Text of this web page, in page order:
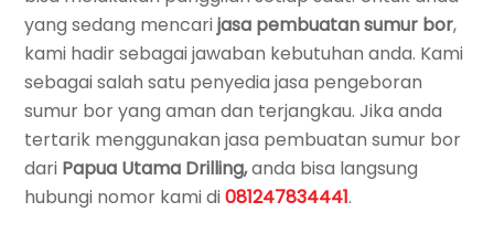
yang sedang mencarijasa pembuatan sumur bor,
kami hadir sebagai jawaban kebutuhan anda. Kami
sebagai salah satu penyedia jasa pengeboran
sumur bor yang aman dan terjangkau. Jika anda
tertarik menggunakan jasa pembuatan sumur bor
dari Papua Utama Drilling,anda bisa langsung
hubungi nomor kami di081247834441.